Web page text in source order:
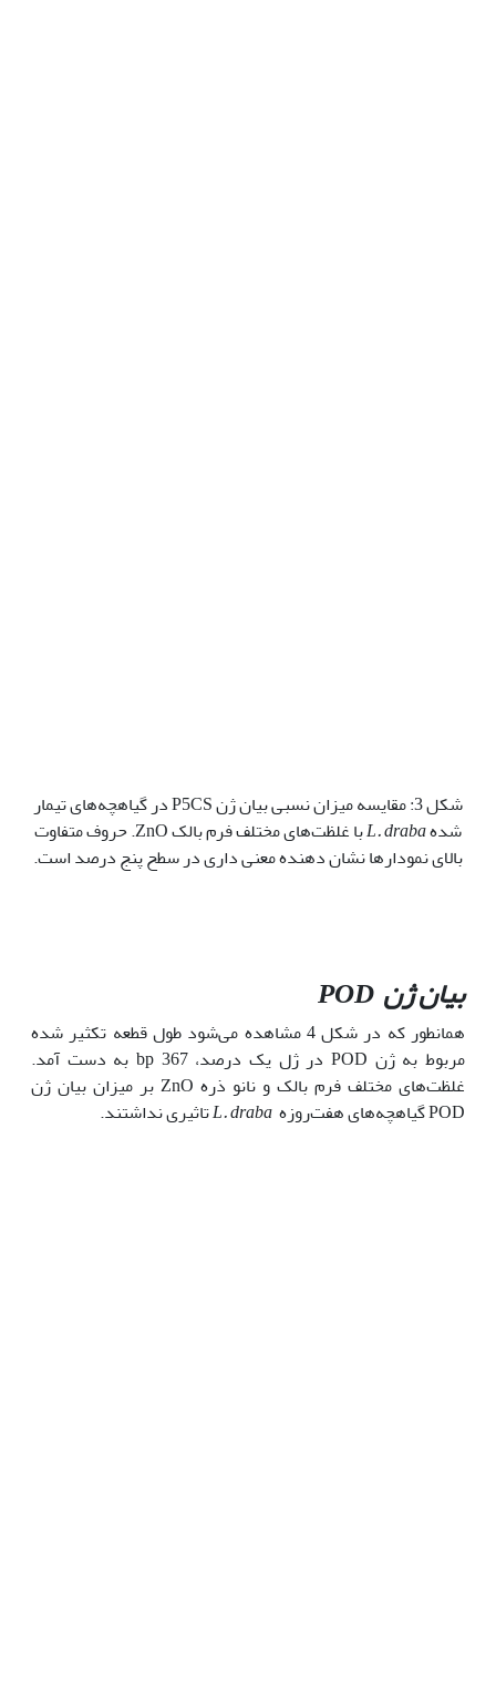
شکل 3: مقایسه میزان نسبی بیان ژن P5CS در گیاهچه‌های تیمار
شدهL. draba
با غلظت‌های مختلف فرم بالک ZnO. حروف متفاوت
بالای نمودارها نشان دهنده معنی داری در سطح پنج درصد است.
بیان ژن
همانطور که در شکل 4 مشاهده می‌شود طول قطعه تکثیر شده
مربوط به ژن POD در ژل یک درصد، bp 367 به دست آمد.
غلظت‌های مختلف فرم بالک و نانو ذره ZnO بر میزان بیان ژن
POD گیاهچه‌های هفت‌روزه
تاثیری نداشتند.